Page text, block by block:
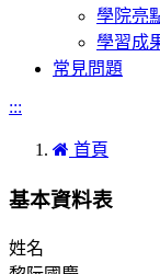
學院亮
學習成
常見問題
:::
首頁
基本資料表
姓名